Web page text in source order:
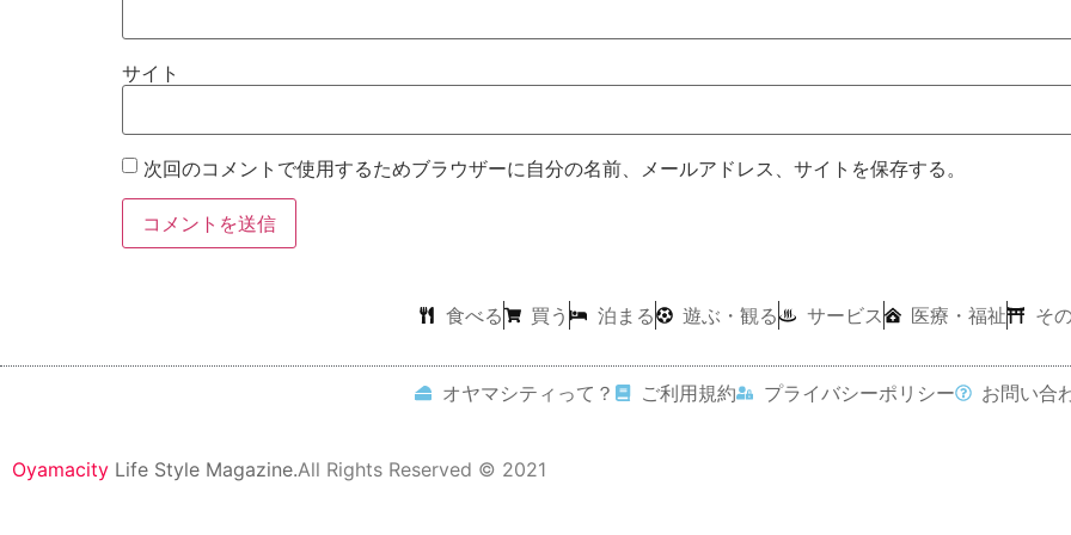
サイト
次回のコメントで使用するためブラウザーに自分の名前、メールアドレス、サイトを保存する。
食べる 買う 泊まる 遊ぶ・観る サービス 医療・福祉 そ
オヤマシティって？ ご利用規約 プライバシーポリシー お問い合
Oyamacity Life Style Magazine.All Rights Reserved © 2021